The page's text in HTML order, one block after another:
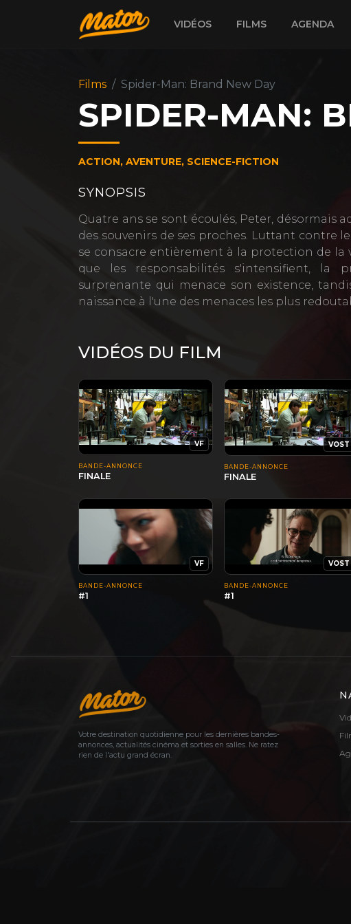
VIDÉOS FILMS AGENDA
Films Spider-Man: Brand New Day
SPIDER-MAN:
ACTION, AVENTURE, SCIENCE-FICTION
SYNOPSIS
Quatre ans se sont écoulés, Peter, désormais
des souvenirs de ses proches. Luttant contre
se consacre entièrement à la protection de
que les responsabilités s'intensifient, la
surprenante qui menace son existence,
naissance à l'une des menaces les plus
VIDÉOS DU FILM
VF
BANDE-ANNONCE
FINALE
VOST
BANDE-ANNONCE
FINALE
VF
BANDE-ANNONCE
#1
VOST
BANDE-ANNONCE
#1
Votre destination quotidienne pour les dernières bandes-
annonces, actualités cinéma et sorties en salles. Ne ratez
rien de l'actu grand écran.